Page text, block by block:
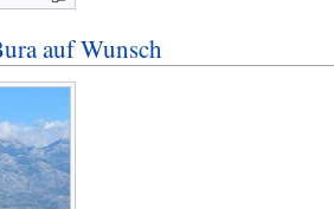
auf Wunsch